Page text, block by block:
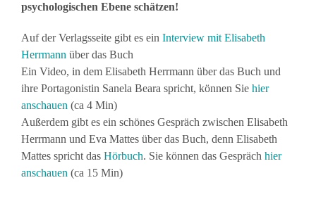
psychologischen Ebene schätzen!
Auf der Verlagsseite gibt es ein Interview mit Elisabeth
Herrmann über das Buch
Ein Video, in dem Elisabeth Herrmann über das Buch und
ihre Portagonistin Sanela Beara spricht, können Sie hier
anschauen (ca 4 Min)
Außerdem gibt es ein schönes Gespräch zwischen Elisabeth
Herrmann und Eva Mattes über das Buch, denn Elisabeth
Mattes spricht das Hörbuch. Sie können das Gespräch hier
anschauen (ca 15 Min)